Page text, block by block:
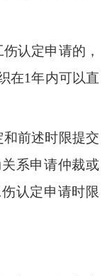
认定申请的，
在1年内可以直
前述时限提交
系申请仲裁或
认定申请时限